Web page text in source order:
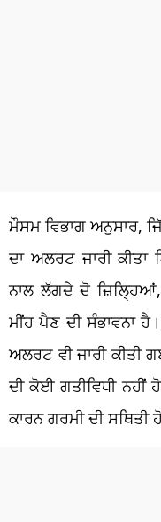
ਮੌਸਮ ਵਿਭਾਗ ਅਨੁਸਾਰ,
ਦਾ ਅਲਰਟ ਜਾਰੀ
ਨਾਲ ਲੱਗਦੇ ਦੋ
ਮੀਂਹ ਪੈਣ ਦੀ ਸੰਭਾਵਨਾ
ਅਲਰਟ ਵੀ ਜਾਰੀ ਕੀਤੀ
ਦੀ ਕੋਈ ਗਤੀਵਿਧੀ
ਕਾਰਨ ਗਰਮੀ ਦੀ